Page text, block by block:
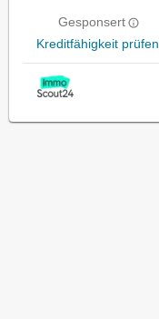
Gesponsert
Kreditfähigkeit prüfen